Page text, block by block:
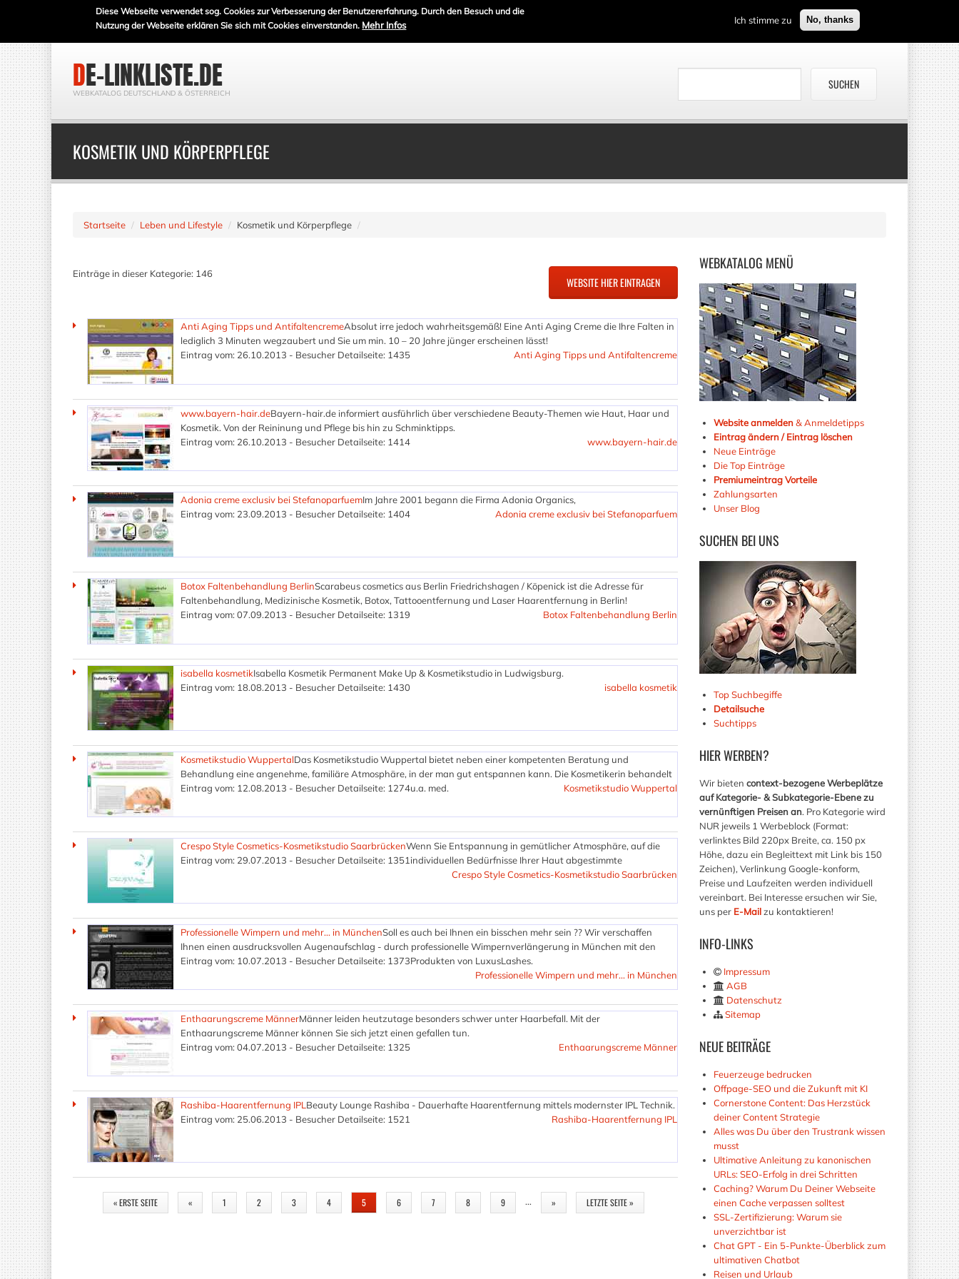
Diese Webseite verwendet sog. Cookies zur Verbesserung der Benutzererfahrung. Durch den Besuch und die
Nutzung der Webseite erklären Sie sich mit Cookies einverstanden. Mehr Infos Ich stimme zu No, thanks
DE-LINKLISTE.DE
WEBKATALOG DEUTSCHLAND & ÖSTERREICH
KOSMETIK UND KÖRPERPFLEGE
Startseite Leben und Lifestyle Kosmetik und Körperpflege
WEBKATALOG MENÜ
Website anmelden& Anmeldetipps
Eintrag ändern / Eintrag löschen
Neue Einträge
Die Top Einträge
Premiumeintrag Vorteile
Zahlungsarten
Unser Blog
SUCHEN BEI UNS
Top Suchbegiffe
Detailsuche
Suchtipps
HIERWERBEN?
Wir bieten context-bezogene Werbeplätze
auf Kategorie- & Subkategorie-Ebene zu
vernünftigen Preisen an. Pro Kategorie wird
NUR jeweils 1 Werbeblock (Format:
verlinktes Bild 220px Breite, ca. 150 px
Höhe, dazu ein Begleittext mit Link bis 150
Zeichen), Verlinkung Google-konform,
Preise und Laufzeiten werden individuell
vereinbart. Bei Interesse ersuchen wir Sie,
uns per E-Mailzu kontaktieren!
INFO-LINKS
Impressum
AGB
Datenschutz
Sitemap
NEUEBEITRÄGE
Feuerzeuge bedrucken
Offpage-SEO und die Zukunft mit KI
Cornerstone Content: Das Herzstück
deiner Content Strategie
Alles was Du über den Trustrank wissen
musst
Ultimative Anleitung zu kanonischen
URLs: SEO-Erfolg in drei Schritten
Caching? Warum Du Deiner Webseite
einen Cache verpassen solltest
SSL-Zertifizierung: Warum sie
unverzichtbar ist
Chat GPT - Ein 5-Punkte-Überblick zum
ultimativen Chatbot
Reisen und Urlaub
Einträge in dieser Kategorie: 146
Anti Aging Tipps und AntifaltencremeAbsolut irre jedoch wahrheitsgemäß! Eine Anti Aging Creme die Ihre Falten in
lediglich 3 Minuten wegzaubert und Sie um min. 10 – 20 Jahre jünger erscheinen lässt!
Eintrag vom: 26.10.2013 - Besucher Detailseite: 1435
Anti Aging Tipps und Antifaltencreme
www.bayern-hair.deBayern-hair.de informiert ausführlich über verschiedene Beauty-Themen wie Haut, Haar und
Kosmetik. Von der Reininung und Pflege bis hin zu Schminktipps.
Eintrag vom: 26.10.2013 - Besucher Detailseite: 1414
www.bayern-hair.de
Adonia creme exclusiv bei StefanoparfuemIm Jahre 2001 begann die Firma Adonia Organics,
Eintrag vom: 23.09.2013 - Besucher Detailseite: 1404
Adonia creme exclusiv bei Stefanoparfuem
Botox Faltenbehandlung BerlinScarabeus cosmetics aus Berlin Friedrichshagen / Köpenick ist die Adresse für
Faltenbehandlung, Medizinische Kosmetik, Botox, Tattooentfernung und Laser Haarentfernung in Berlin!
Eintrag vom: 07.09.2013 - Besucher Detailseite: 1319
Botox Faltenbehandlung Berlin
isabella kosmetikIsabella Kosmetik Permanent Make Up & Kosmetikstudio in Ludwigsburg.
Eintrag vom: 18.08.2013 - Besucher Detailseite: 1430
isabella kosmetik
Kosmetikstudio WuppertalDas Kosmetikstudio Wuppertal bietet neben einer kompetenten Beratung und
Behandlung eine angenehme, familiäre Atmosphäre, in der man gut entspannen kann. Die Kosmetikerin behandelt
u.a. med.
Eintrag vom: 12.08.2013 - Besucher Detailseite: 1274 Kosmetikstudio Wuppertal
Crespo Style Cosmetics-Kosmetikstudio SaarbrückenWenn Sie Entspannung in gemütlicher Atmosphäre, auf die
individuellen Bedürfnisse Ihrer Haut abgestimmte
Eintrag vom: 29.07.2013 - Besucher Detailseite: 1351
Crespo Style Cosmetics-Kosmetikstudio Saarbrücken
Professionelle Wimpern und mehr... in MünchenSoll es auch bei Ihnen ein bisschen mehr sein ?? Wir verschaffen
Ihnen einen ausdrucksvollen Augenaufschlag - durch professionelle Wimpernverlängerung in München mit den
Produkten von LuxusLashes.
Eintrag vom: 10.07.2013 - Besucher Detailseite: 1373
Professionelle Wimpern und mehr... in München
Enthaarungscreme MännerMänner leiden heutzutage besonders schwer unter Haarbefall. Mit der
Enthaarungscreme Männer können Sie sich jetzt einen gefallen tun.
Eintrag vom: 04.07.2013 - Besucher Detailseite: 1325
Enthaarungscreme Männer
Rashiba-Haarentfernung IPL Beauty Lounge Rashiba - Dauerhafte Haarentfernung mittels modernster IPL Technik.
Eintrag vom: 25.06.2013 - Besucher Detailseite: 1521
Rashiba-Haarentfernung IPL
SEITEN
« ERSTE SEITE « 1 2 3 4 5 6 7 8 9 … » LETZTE SEITE »